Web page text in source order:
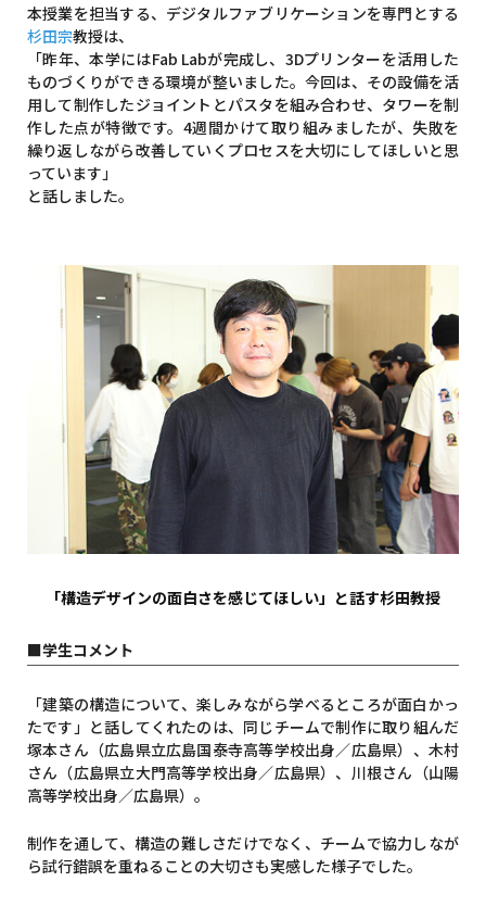
本授業を担当する、デジタルファブリケーションを専門とする
杉田宗教授は、
「昨年、本学にはFab Labが完成し、3Dプリンターを活用した
ものづくりができる環境が整いました。今回は、その設備を活
用して制作したジョイントとパスタを組み合わせ、タワーを制
作した点が特徴です。4週間かけて取り組みましたが、失敗を
繰り返しながら改善していくプロセスを大切にしてほしいと思
っています」
と話しました。
「構造デザインの面白さを感じてほしい」と話す杉田教授
■学生コメント
「建築の構造について、楽しみながら学べるところが面白かっ
たです」と話してくれたのは、同じチームで制作に取り組んだ
塚本さん（広島県立広島国泰寺高等学校出身／広島県）、木村
さん（広島県立大門高等学校出身／広島県）、川根さん（山陽
高等学校出身／広島県）。
制作を通して、構造の難しさだけでなく、チームで協力しなが
ら試行錯誤を重ねることの大切さも実感した様子でした。